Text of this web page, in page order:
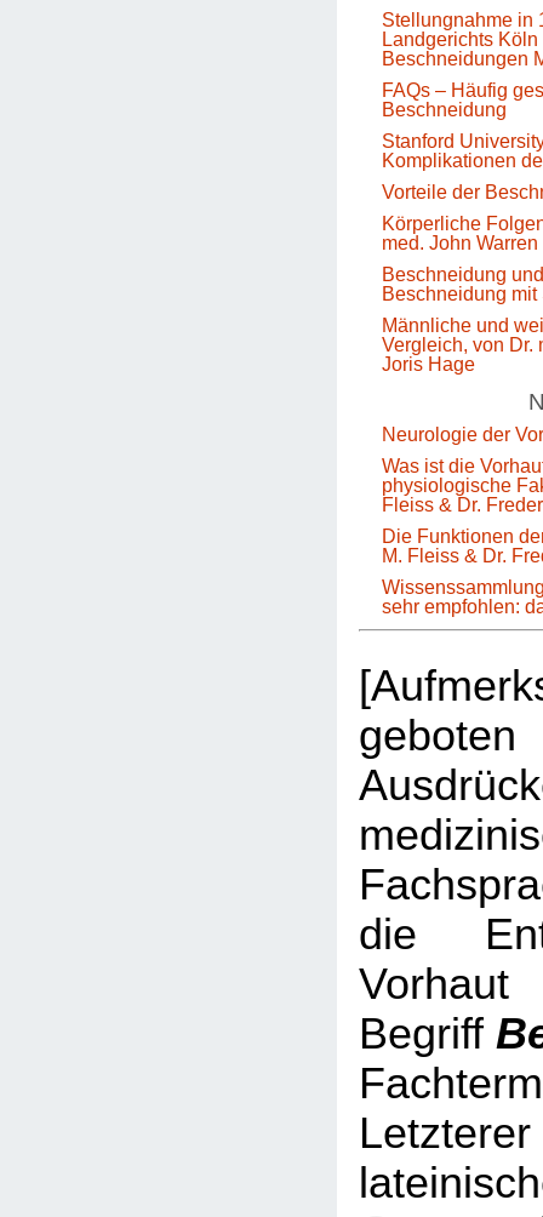
Stellungnahme in
Landgerichts
Beschneidungen
FAQs – Häufig
Beschneidung
Stanford
Komplikationen
Vorteile der
Körperliche
med. John Warren
Beschneidung
Beschneidung
Männliche und
Vergleich, von Dr.
Joris Hage
Neurologie der
Was ist die
physiologische
Fleiss & Dr.
Die Funktionen
M. Fleiss & Dr.
sehr empfohlen:
die
Begriff